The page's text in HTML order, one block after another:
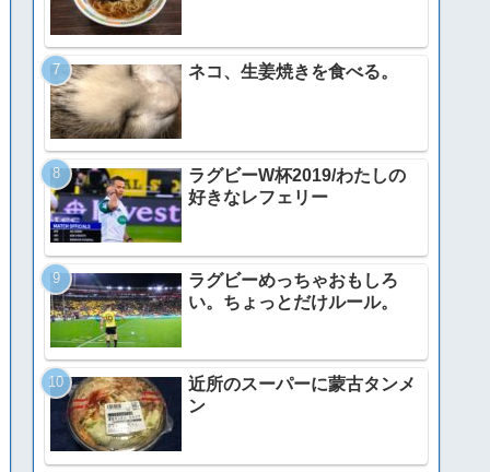
ネコ、生姜焼きを食べる。
ラグビーW杯2019/わたしの
好きなレフェリー
ラグビーめっちゃおもしろ
い。ちょっとだけルール。
近所のスーパーに蒙古タンメ
ン